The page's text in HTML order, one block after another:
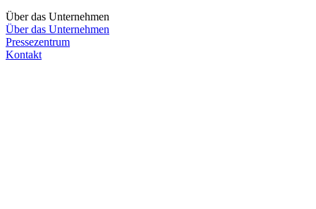
Über das Unternehmen
Über das Unternehmen
Pressezentrum
Kontakt